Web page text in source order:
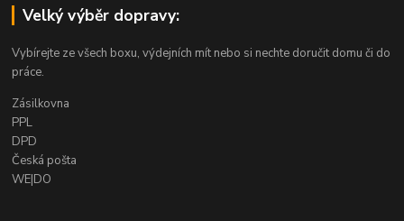
Velký výběr dopravy:
Vybírejte ze všech boxu, výdejních mít nebo si nechte doručit domu či do
práce.
Zásilkovna
PPL
DPD
Česká pošta
WE|DO